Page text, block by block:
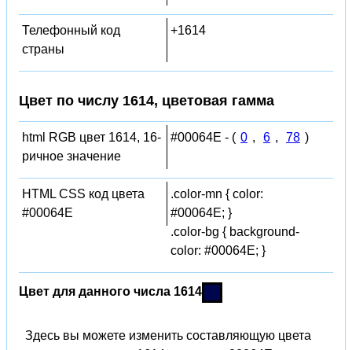
Телефонный код
страны
+1614
Цвет по числу 1614, цветовая гамма
html RGB цвет 1614, 16-
ричное значение
#00064E - ( 0 , 6 , 78 )
HTML CSS код цвета
#00064E
.color-mn { color:
#00064E; }
.color-bg { background-
color: #00064E; }
Цвет для данного числа 1614
Здесь вы можете изменить составляющую цвета